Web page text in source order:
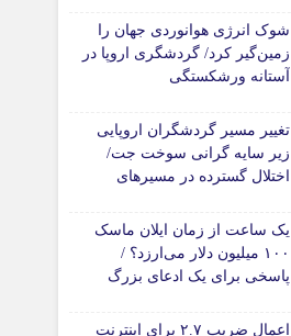
شوک انرژی هوانوردی جهان را
زمین‌گیر کرد/ گردشگری اروپا در
آستانه ورشکستگی
تغییر مسیر گردشگران اروپایی
زیر سایه گرانی سوخت جت/
اختلال گسترده در مسیرهای
یک ساعت از زمان ایلان ماسک
۱۰۰ میلیون دلار می‌ارزد؟ /
پاسخی برای یک ادعای بزرگ
اعمال ضریب ۲.۷ برای اینترنت